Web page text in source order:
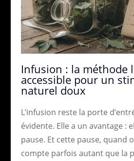
Infusion : la méthode
accessible pour un
naturel doux
L’infusion reste la porte
évidente. Elle a un avantage :
pause. Et cette pause, quand
compte parfois autant que la